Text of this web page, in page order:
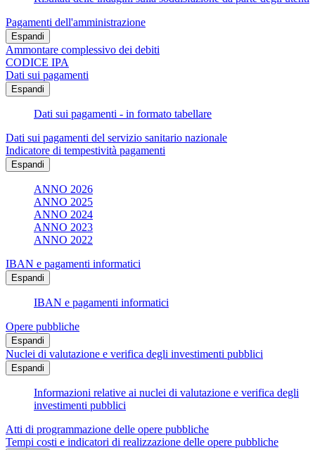
Pagamenti dell'amministrazione
Espandi
Ammontare complessivo dei debiti
CODICE IPA
Dati sui pagamenti
Espandi
Dati sui pagamenti - in formato tabellare
Dati sui pagamenti del servizio sanitario nazionale
Indicatore di tempestività pagamenti
Espandi
ANNO 2026
ANNO 2025
ANNO 2024
ANNO 2023
ANNO 2022
IBAN e pagamenti informatici
Espandi
IBAN e pagamenti informatici
Opere pubbliche
Espandi
Nuclei di valutazione e verifica degli investimenti pubblici
Espandi
Informazioni relative ai nuclei di valutazione e verifica degli
investimenti pubblici
Atti di programmazione delle opere pubbliche
Tempi costi e indicatori di realizzazione delle opere pubbliche